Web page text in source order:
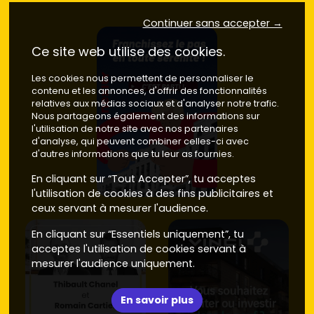
plus à l'usage comme à la revente.
Dernier étage, terrasses et prestations premium
de qualité (menuiseries performantes, pièces d'eau haut
de gamme, espaces extérieurs généreux). C'est idéal si tu
recherches un bien patrimonial avec un bon niveau de
confort et une revente facilitée.
Astuce : compare lespromoteurssur la qualité des
sécurité et la gestion des espaces verts ; ces détails font
la différence sur la durée.
Les secteurs à cibler pour un
appartement neuf à Saint-Jean-de-
la-Ruelle
Le choix du secteur influence directement ton confort et
la rentabilité de ton investissement.
Continuer sans accepter →
Ce site web utilise des cookies.
Les cookies nous permettent de personnaliser le
contenu et les annonces, d'offrir des fonctionnalités
relatives aux médias sociaux et d'analyser notre trafic.
Nous partageons également des informations sur
l'utilisation de notre site avec nos partenaires
d'analyse, qui peuvent combiner celles-ci avec
d'autres informations que tu leur as fournies.
En cliquant sur “Tout Accepter”, tu acceptes
l'utilisation de cookies à des fins publicitaires et
ceux servant à mesurer l'audience.
En cliquant sur “Essentiels uniquement”, tu
acceptes l'utilisation de cookies servant à
mesurer l'audience uniquement.
En savoir plus